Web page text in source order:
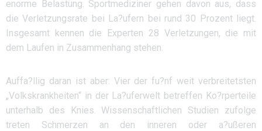
enorme Belastung. Sportmediziner gehen davon aus, dass
die Verletzungsrate bei La?ufern bei rund 30 Prozent liegt.
Insgesamt kennen die Experten 28 Verletzungen, die mit
dem Laufen in Zusammenhang stehen.
Auffa?llig daran ist aber: Vier der fu?nf weit verbreitetsten
„Volkskrankheiten“ in der La?uferwelt betreffen Ko?rperteile
unterhalb des Knies. Wissenschaftlichen Studien zufolge
treten Schmerzen an den inneren oder a?ußeren